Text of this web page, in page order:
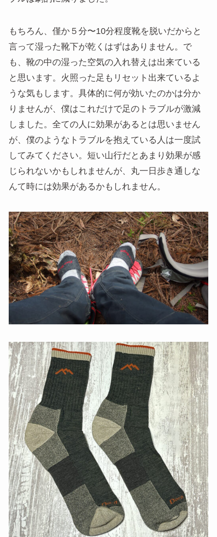
もちろん、僅か５分〜10分程度靴を脱いだからと
言って湿った靴下が乾くはずはありません。で
も、靴の中の湿った空気の入れ替えは出来ている
と思います。火照った足もリセット出来ているよ
うな気もします。具体的に何が効いたのかは分か
りませんが、僕はこれだけで足のトラブルが激減
しました。全ての人に効果があるとは思いません
が、僕のようなトラブルを抱えている人は一度試
してみてください。短い山行だとあまり効果が感
じられないかもしれませんが、丸一日歩き通しな
んて時には効果があるかもしれません。